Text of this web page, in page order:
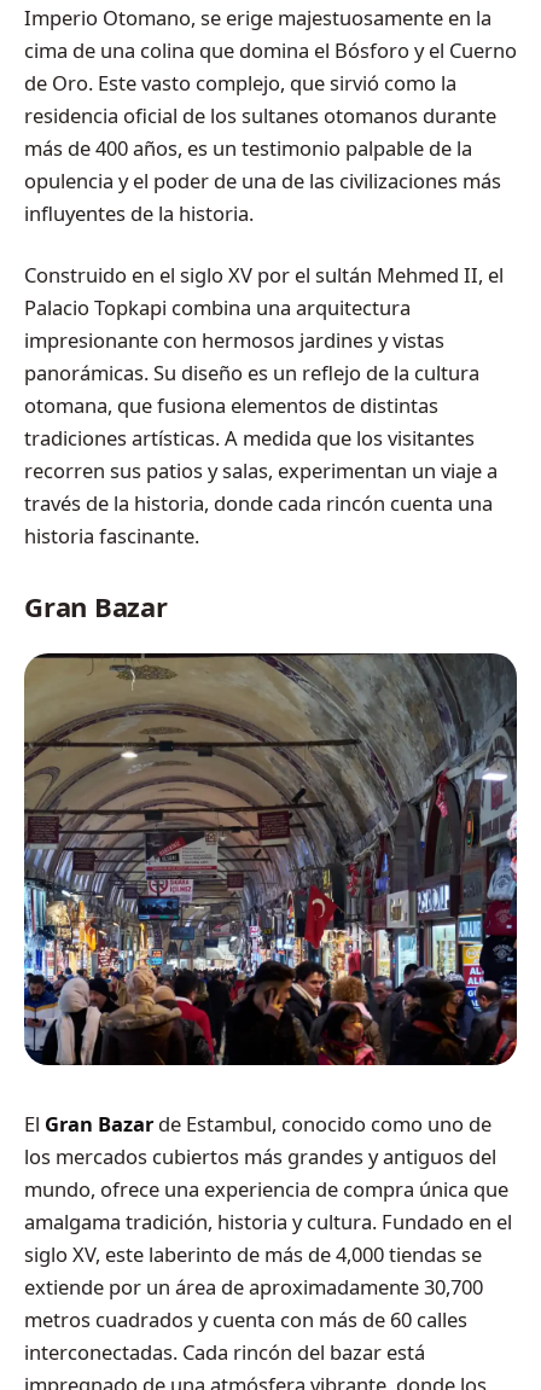
Imperio Otomano, se erige majestuosamente en la
cima de una colina que domina el Bósforo y el Cuerno
de Oro. Este vasto complejo, que sirvió como la
residencia oficial de los sultanes otomanos durante
más de 400 años, es un testimonio palpable de la
opulencia y el poder de una de las civilizaciones más
influyentes de la historia.
Construido en el siglo XV por el sultán Mehmed II, el
Palacio Topkapi combina una arquitectura
impresionante con hermosos jardines y vistas
panorámicas. Su diseño es un reflejo de la cultura
otomana, que fusiona elementos de distintas
tradiciones artísticas. A medida que los visitantes
recorren sus patios y salas, experimentan un viaje a
través de la historia, donde cada rincón cuenta una
historia fascinante.
Gran Bazar
El Gran Bazar de Estambul, conocido como uno de
los mercados cubiertos más grandes y antiguos del
mundo, ofrece una experiencia de compra única que
amalgama tradición, historia y cultura. Fundado en el
siglo XV, este laberinto de más de 4,000 tiendas se
extiende por un área de aproximadamente 30,700
metros cuadrados y cuenta con más de 60 calles
interconectadas. Cada rincón del bazar está
impregnado de una atmósfera vibrante, donde los